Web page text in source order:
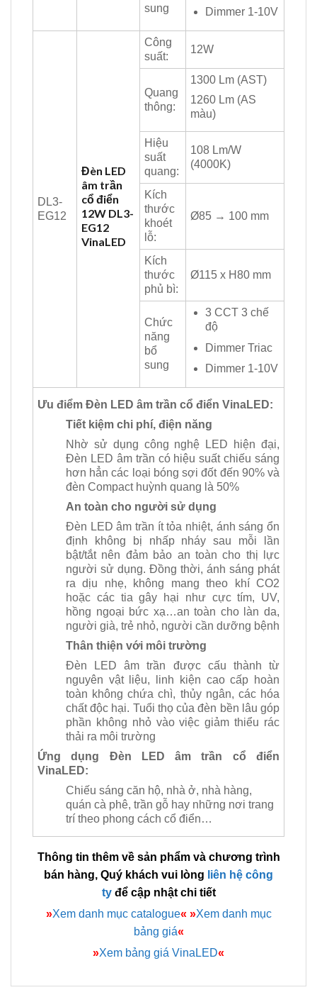
sung
Dimmer 1-10V
DL3-
EG12
Đèn LED
âm trần
cổ điển
12W DL3-
EG12
VinaLED
Công
suất:
12W
Quang
thông:
1300 Lm (AST)
1260 Lm (AS
màu)
Hiệu
suất
quang:
108 Lm/W
(4000K)
Kích
thước
khoét
lỗ:
Ø85 → 100 mm
Kích
thước
phủ bì:
Ø115 x H80 mm
Chức
năng
bổ
sung
3 CCT 3 chế
độ
Dimmer Triac
Dimmer 1-10V
Ưu điểm Đèn LED âm trần cổ điển VinaLED:
Tiết kiệm chi phí, điện năng
Nhờ sử dụng công nghệ LED hiện đại,
Đèn LED âm trần có hiệu suất chiếu sáng
hơn hẳn các loại bóng sợi đốt đến 90% và
đèn Compact huỳnh quang là 50%
An toàn cho người sử dụng
Đèn LED âm trần ít tỏa nhiệt, ánh sáng ổn
định không bị nhấp nháy sau mỗi lần
bật/tắt nên đảm bảo an toàn cho thị lực
người sử dụng. Đồng thời, ánh sáng phát
ra dịu nhẹ, không mang theo khí CO2
hoặc các tia gây hại như cực tím, UV,
hồng ngoại bức xạ…an toàn cho làn da,
người già, trẻ nhỏ, người cần dưỡng bệnh
Thân thiện với môi trường
Đèn LED âm trần được cấu thành từ
nguyên vật liệu, linh kiện cao cấp hoàn
toàn không chứa chì, thủy ngân, các hóa
chất độc hại. Tuổi thọ của đèn bền lâu góp
phần không nhỏ vào việc giảm thiểu rác
thải ra môi trường
Ứng dụng Đèn LED âm trần cổ điển
VinaLED:
Chiếu sáng căn hộ, nhà ở, nhà hàng,
quán cà phê, trần gỗ hay những nơi trang
trí theo phong cách cổ điển…
Thông tin thêm về sản phẩm và chương trình
bán hàng, Quý khách vui lòng liên hệ công
tyđể cập nhật chi tiết
»Xem danh mục catalogue« »Xem danh mục
bảng giá«
»Xem bảng giá VinaLED«